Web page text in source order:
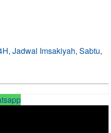
Jadwal Imsakiyah, Sabtu,